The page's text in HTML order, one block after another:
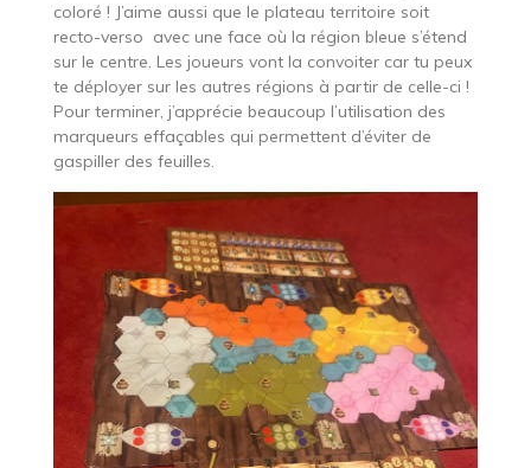
coloré ! J’aime aussi que le plateau territoire soit
recto-verso avec une face où la région bleue s’étend
sur le centre. Les joueurs vont la convoiter car tu peux
te déployer sur les autres régions à partir de celle-ci !
Pour terminer, j’apprécie beaucoup l’utilisation des
marqueurs effaçables qui permettent d’éviter de
gaspiller des feuilles.